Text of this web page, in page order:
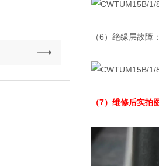
（6）绝缘层故
（7）维修后实拍